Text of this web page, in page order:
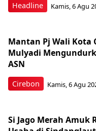
Headline Kamis, 6 Agu
Cirebon
Mantan Pj Wali Kota
Mulyadi
ASN
Kamis, 6 Agu
Si Jago Merah Amuk